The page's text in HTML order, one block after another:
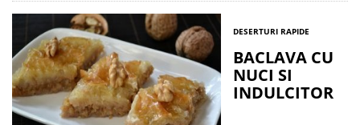
DESERTURI RAPIDE
BACLAVA CU
NUCI SI
INDULCITOR